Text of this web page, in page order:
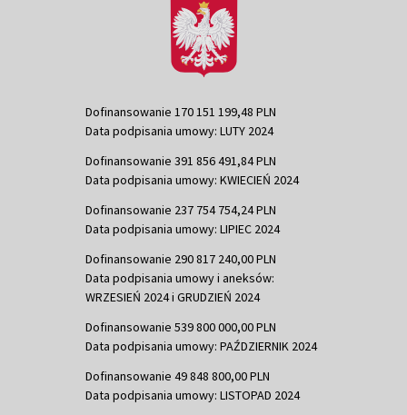
Dofinansowanie 170 151 199,48 PLN
Data podpisania umowy: LUTY 2024
Dofinansowanie 391 856 491,84 PLN
Data podpisania umowy: KWIECIEŃ 2024
Dofinansowanie 237 754 754,24 PLN
Data podpisania umowy: LIPIEC 2024
Dofinansowanie 290 817 240,00 PLN
Data podpisania umowy i aneksów:
WRZESIEŃ 2024 i GRUDZIEŃ 2024
Dofinansowanie 539 800 000,00 PLN
Data podpisania umowy: PAŹDZIERNIK 2024
Dofinansowanie 49 848 800,00 PLN
Data podpisania umowy: LISTOPAD 2024